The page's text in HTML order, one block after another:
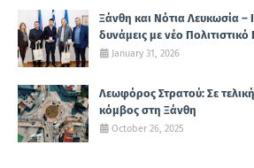
Ξάνθη και Νότια Λευκωσία –
δυνάμεις με νέο
January 31, 2026
Λεωφόρος Στρατού: Σε
κόμβος στη Ξάνθη
October 26, 2025